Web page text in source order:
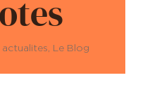
actualites Le Blog